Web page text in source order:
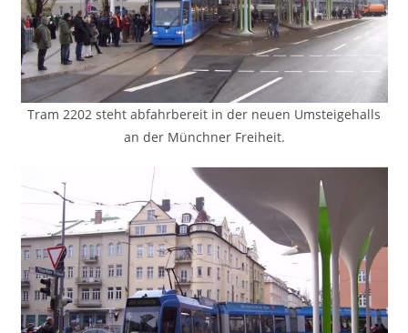
Tram 2202 steht abfahrbereit in der neuen Umsteigehalls
an der Münchner Freiheit.